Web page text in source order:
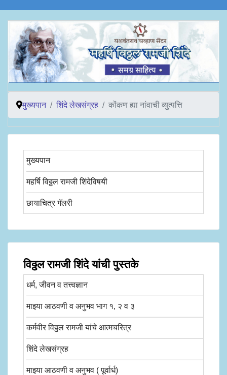
मुख्यपान शिंदे लेखसंग्रह कोंकण ह्या नांवाची व्युत्पत्ति
मुख्यपान
महर्षि विठ्ठल रामजी शिंदेविषयी
छायाचित्र गॅलरी
विठ्ठल रामजी शिंदे यांची पुस्तके
धर्म, जीवन व तत्त्वज्ञान
माझ्या आठवणी व अनुभव भाग १, २ व ३
कर्मवीर विठ्ठल रामजी यांचे आत्मचरित्र
शिंदे लेखसंग्रह
माझ्या आठवणी व अनुभव ( पूर्वार्ध)